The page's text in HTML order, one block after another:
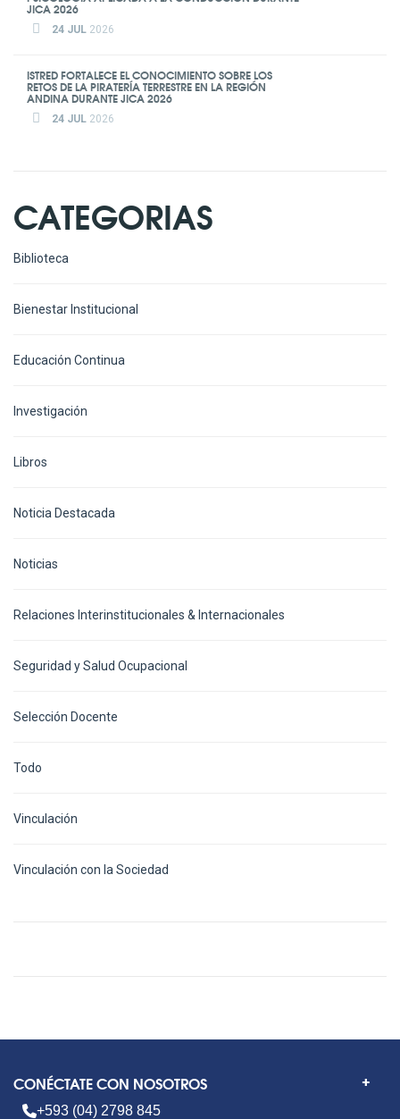
JICA 2026
24 JUL 2026
ISTRED FORTALECE EL CONOCIMIENTO SOBRE LOS
RETOS DE LA PIRATERÍA TERRESTRE EN LA REGIÓN
ANDINA DURANTE JICA 2026
24 JUL 2026
CATEGORIAS
Biblioteca
Bienestar Institucional
Educación Continua
Investigación
Libros
Noticia Destacada
Noticias
Relaciones Interinstitucionales & Internacionales
Seguridad y Salud Ocupacional
Selección Docente
Todo
Vinculación
Vinculación con la Sociedad
CONÉCTATE CON NOSOTROS
+593 (04) 2798 845